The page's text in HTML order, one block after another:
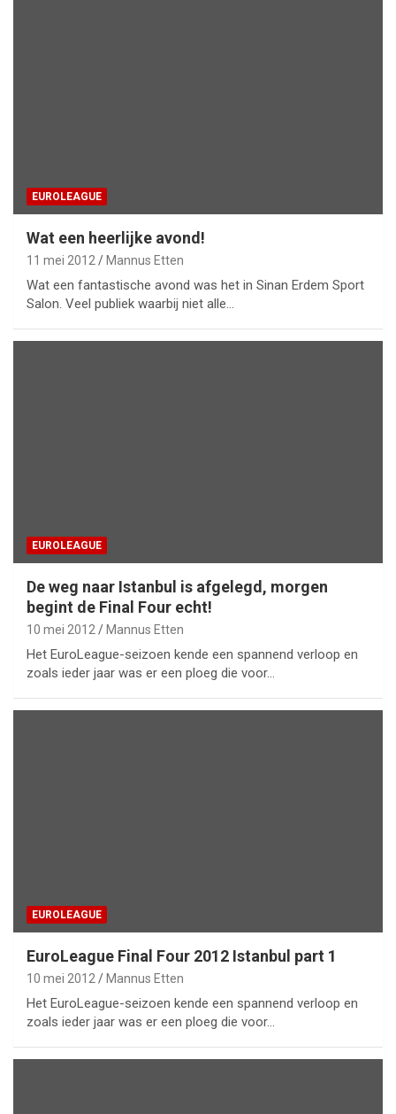
EUROLEAGUE
Wat een heerlijke avond!
11 mei 2012 Mannus Etten
Wat een fantastische avond was het in Sinan Erdem Sport
Salon. Veel publiek waarbij niet alle…
EUROLEAGUE
De weg naar Istanbul is afgelegd, morgen
begint de Final Four echt!
10 mei 2012 Mannus Etten
Het EuroLeague-seizoen kende een spannend verloop en
zoals ieder jaar was er een ploeg die voor…
EUROLEAGUE
EuroLeague Final Four 2012 Istanbul part 1
10 mei 2012 Mannus Etten
Het EuroLeague-seizoen kende een spannend verloop en
zoals ieder jaar was er een ploeg die voor…